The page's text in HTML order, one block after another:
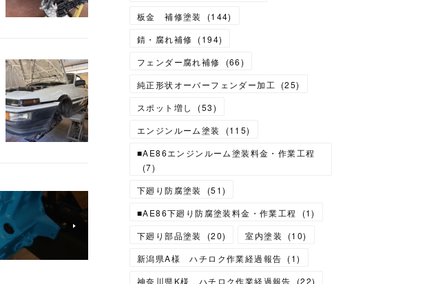
板金 補修塗装
(144)
錆・腐れ補修 (194)
フェンダー腐れ補修
(66)
純正形状オーバーフェンダー加工
(25)
スポット増し
(53)
エンジンルーム塗装
(115)
■AE86エンジンルーム塗装料金・作業工程
(7)
下廻り防腐塗装
(51)
■AE86下廻り防腐塗装料金・作業工程
(1)
下廻り部品塗装
(20) 室内塗装 (10)
新潟県A様 ハチロク作業経過報告 (1)
神奈川県K様 ハチロク作業経過報告
(22)